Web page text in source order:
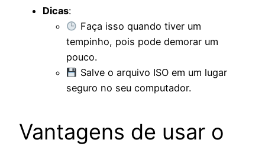
Dicas:
Faça isso quando tiver um
tempinho, pois pode demorar um
pouco.
Salve o arquivo ISO em um lugar
seguro no seu computador.
Vantagens de usar o